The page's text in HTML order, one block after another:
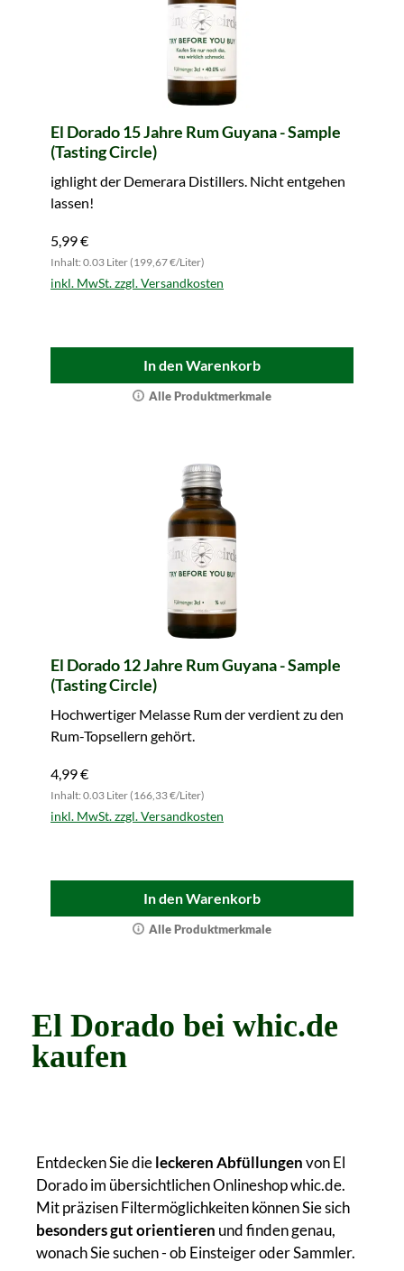
El Dorado 15 Jahre Rum Guyana - Sample
(Tasting Circle)
ighlight der Demerara Distillers. Nicht entgehen
lassen!
5,99 €
Inhalt: 0.03 Liter (199,67 €/Liter)
inkl. MwSt. zzgl. Versandkosten
In den Warenkorb
Alle Produktmerkmale
El Dorado 12 Jahre Rum Guyana - Sample
(Tasting Circle)
Hochwertiger Melasse Rum der verdient zu den
Rum-Topsellern gehört.
4,99 €
Inhalt: 0.03 Liter (166,33 €/Liter)
inkl. MwSt. zzgl. Versandkosten
In den Warenkorb
Alle Produktmerkmale
El Dorado bei whic.de
kaufen
Entdecken Sie dieleckeren Abfüllungenvon El
Dorado im übersichtlichen Onlineshop whic.de.
Mit präzisen Filtermöglichkeiten können Sie sich
besonders gut orientieren und finden genau,
wonach Sie suchen - ob Einsteiger oder Sammler.